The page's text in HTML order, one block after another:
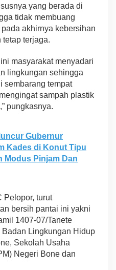
yang berada di
tidak membuang
akhirnya kebersihan
terjaga.
masyarakat menyadari
lingkungan sehingga
sembarang tempat
sampah plastik
pungkasnya.
Gubernur
Kades di Konut Tipu
Modus Pinjam Dan
Pelopor, turut
bersih pantai ini yakni
1407-07/Tanete
Lingkungan Hidup
Sekolah Usaha
Negeri Bone dan